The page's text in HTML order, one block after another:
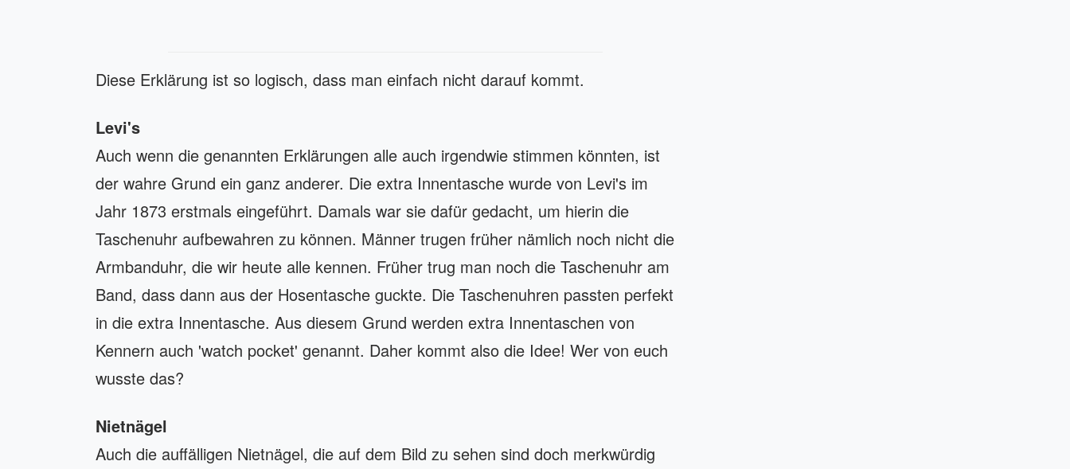
Diese Erklärung ist so logisch, dass man einfach nicht darauf kommt.
Levi's
Auch wenn die genannten Erklärungen alle auch irgendwie stimmen könnten, ist
der wahre Grund ein ganz anderer. Die extra Innentasche wurde von Levi's im
Jahr 1873 erstmals eingeführt. Damals war sie dafür gedacht, um hierin die
Taschenuhr aufbewahren zu können. Männer trugen früher nämlich noch nicht die
Armbanduhr, die wir heute alle kennen. Früher trug man noch die Taschenuhr am
Band, dass dann aus der Hosentasche guckte. Die Taschenuhren passten perfekt
in die extra Innentasche. Aus diesem Grund werden extra Innentaschen von
Kennern auch 'watch pocket' genannt. Daher kommt also die Idee! Wer von euch
wusste das?
Nietnägel
Auch die auffälligen Nietnägel, die auf dem Bild zu sehen sind doch merkwürdig